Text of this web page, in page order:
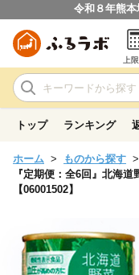
令和８年熊
上
トップ ランキング
ホーム ものから探す
『定期便：全6回』北海
【06001502】